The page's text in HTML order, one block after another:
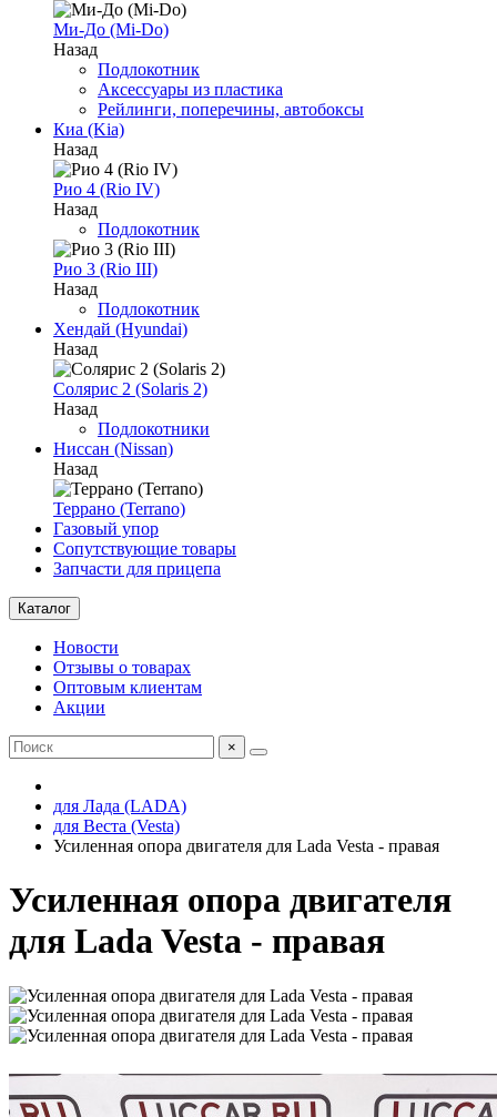
Ми-До (Mi-Do)
Назад
Подлокотник
Аксессуары из пластика
Рейлинги, поперечины, автобоксы
Киа (Kia)
Назад
Рио 4 (Rio IV)
Назад
Подлокотник
Рио 3 (Rio III)
Назад
Подлокотник
Хендай (Hyundai)
Назад
Солярис 2 (Solaris 2)
Назад
Подлокотники
Ниссан (Nissan)
Назад
Террано (Terrano)
Газовый упор
Сопутствующие товары
Запчасти для прицепа
Каталог
Новости
Отзывы о товарах
Оптовым клиентам
Акции
×
для Лада (LADA)
для Веста (Vesta)
Усиленная опора двигателя для Lada Vesta - правая
Усиленная опора двигателя
для Lada Vesta - правая